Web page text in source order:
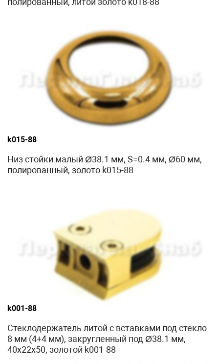
k015-88
Низ стойки малый Ø38.1 мм, S=0.4 мм, Ø60 мм,
полированный, золото k015-88
k001-88
Стеклодержатель литой с вставками под стекло
8 мм (4+4 мм), закругленный под Ø38.1 мм,
40х22х50, золотой k001-88